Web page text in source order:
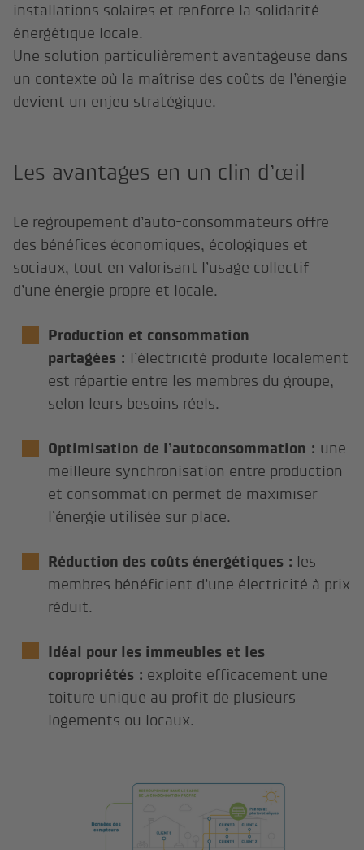
installations solaires et renforce la solidarité
énergétique locale.
Une solution particulièrement avantageuse dans
un contexte où la maîtrise des coûts de l’énergie
devient un enjeu stratégique.
Les avantages en un clin d’œil
Le regroupement d’auto-consommateurs offre
des bénéfices économiques, écologiques et
sociaux, tout en valorisant l’usage collectif
d’une énergie propre et locale.
Production et consommation
partagées : l’électricité produite localement
est répartie entre les membres du groupe,
selon leurs besoins réels.
Optimisation de l’autoconsommation : une
meilleure synchronisation entre production
et consommation permet de maximiser
l’énergie utilisée sur place.
Réduction des coûts énergétiques : les
membres bénéficient d’une électricité à prix
réduit.
Idéal pour les immeubles et les
copropriétés : exploite efficacement une
toiture unique au profit de plusieurs
logements ou locaux.